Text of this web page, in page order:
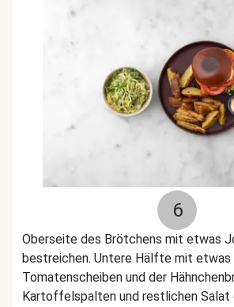
6
Oberseite des Brötchens mit etwas
bestreichen. Untere Hälfte mit etwas
Tomatenscheiben und der
Kartoffelspalten und restlichen Salat